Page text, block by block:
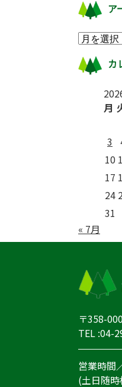
ア
カ
月
3
10
17
24
31
« 7月
〒358-
TEL :04-
営業時間
(土日随